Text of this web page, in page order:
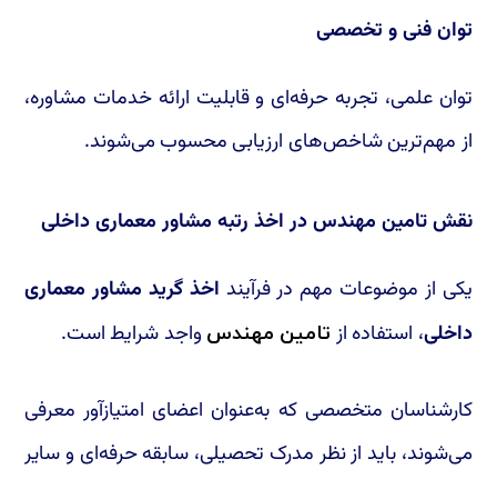
توان فنی و تخصصی
توان علمی، تجربه حرفه‌ای و قابلیت ارائه خدمات مشاوره،
از مهم‌ترین شاخص‌های ارزیابی محسوب می‌شوند.
نقش تامین مهندس در اخذ رتبه مشاور معماری داخلی
یکی از موضوعات مهم در فرآیند اخذ گرید مشاور معماری
داخلی، استفاده از تامین مهندس واجد شرایط است.
کارشناسان متخصصی که به‌عنوان اعضای امتیازآور معرفی
می‌شوند، باید از نظر مدرک تحصیلی، سابقه حرفه‌ای و سایر